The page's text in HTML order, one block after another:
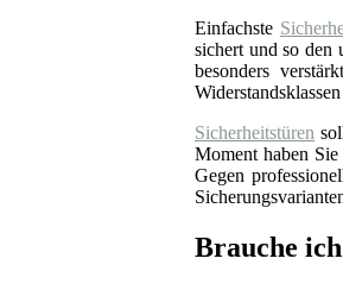
Einfachste
sichert und so den
besonders
Sicherheitstüren
Moment haben
Gegen
Brauche